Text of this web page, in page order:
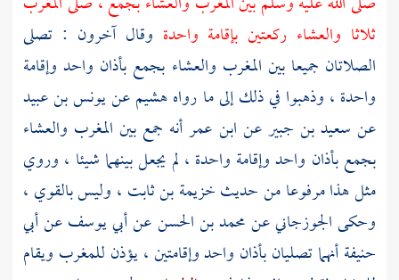
ثلاثا والعشاء ركعتين بإقامة واحدة وقال آخرون : تصلى
الصلاتان جميعا بين المغرب والعشاء بجمع بأذان واحد وإقامة
واحدة ، وذهبوا في ذلك إلى ما رواههشيمعنيونس بن عبيد
عن سعيد بن جبيرعن ابن عمرأنه جمع بين المغرب والعشاء
بجمع بأذان واحد وإقامة واحدة ، لم يجعل بينهما شيئا ، وروي
مثل هذا مرفوعا من حديثخزيمة بن ثابت ، وليس بالقوي ،
وحكىالجوزجانيعنمحمد بن الحسنعنأبي يوسفعنأبي
حنيفةأنهما تصليان بأذان واحد وإقامتين ، يؤذن للمغرب ويقام